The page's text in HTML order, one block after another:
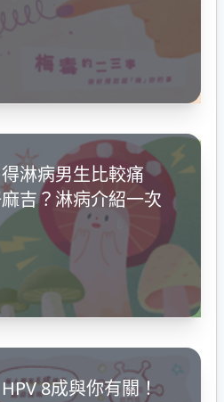
得淋病男生比較痛
吉？淋病介紹一次
8成與你有關！